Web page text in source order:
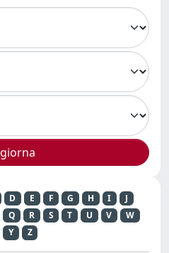
D E F G H I
J
Q R S T U V
W
Y Z